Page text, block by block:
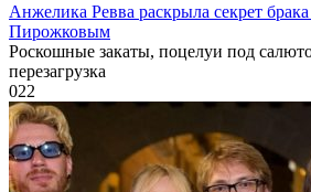
Анжелика Ревва раскрыла секрет
Пирожковым
Роскошные закаты, поцелуи под
перезагрузка
022